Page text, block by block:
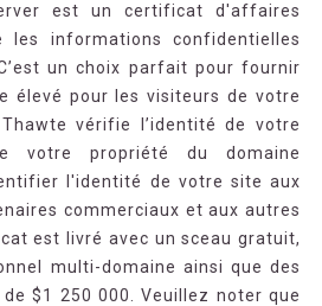
est un certificat d'affaires
les informations confidentielles
un choix parfait pour fournir
élevé pour les visiteurs de votre
vérifie l’identité de votre
votre propriété du domaine
l'identité de votre site aux
commerciaux et aux autres
est livré avec un sceau gratuit,
multi-domaine ainsi que des
$1 250 000. Veuillez noter que